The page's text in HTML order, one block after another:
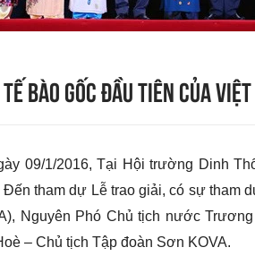
BÀO GỐC ĐẦU TIÊN CỦA
09/1/2016, Tại Hội trường Dinh
Đến tham dự Lễ trao giải, có sự tham
Nguyên Phó Chủ tịch nước
– Chủ tịch Tập đoàn Sơn KOVA.